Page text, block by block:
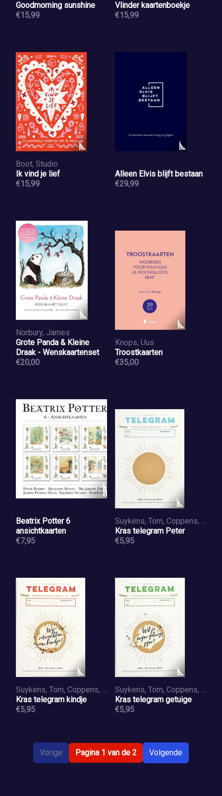
Goodmorning sunshine
€15,99
Vlinder kaartenboekje
€15,99
Boot, Studio
Ik vind je lief
€15,99
Alleen Elvis blijft bestaan
€29,99
Norbury, James
Grote Panda & Kleine
Draak - Wenskaartenset
€20,00
Knops, Uus
Troostkaarten
€35,00
Beatrix Potter 6
ansichtkaarten
€7,95
Suykens, Tom, Coppens, Dieter
Kras telegram Peter
€5,95
Suykens, Tom, Coppens, Dieter
Kras telegram kindje
€5,95
Suykens, Tom, Coppens, Dieter
Kras telegram getuige
€5,95
Vorige Pagina 1 van de 2 Volgende